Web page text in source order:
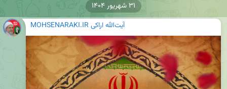
MOHSENARAKI.IR آیت‌الله اراکی
۳۱ شهریور ۱۴۰۴